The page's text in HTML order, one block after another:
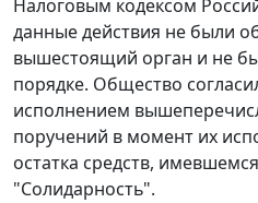
Налоговым кодексом
данные действия не были
вышестоящий орган и не
порядке. Общество
исполнением
поручений в момент их
остатка средств,
"Солидарность".